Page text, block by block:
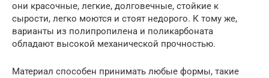
они красочные, легкие, долговечные, стойкие к
сырости, легко моются и стоят недорого. К тому же,
варианты из полипропилена и поликарбоната
обладают высокой механической прочностью.
Материал способен принимать любые формы, такие